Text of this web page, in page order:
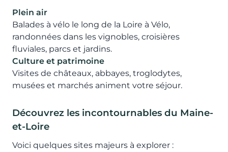
Plein air
Balades à vélo le long de la Loire à Vélo,
randonnées dans les vignobles, croisières
fluviales, parcs et jardins.
Culture et patrimoine
Visites de châteaux, abbayes, troglodytes,
musées et marchés animent votre séjour.
Découvrez les incontournables du Maine-
et-Loire
Voici quelques sites majeurs à explorer :